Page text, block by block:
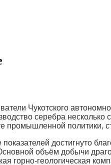
Чукотского
серебра
промышленной политики,
достигнуто
объём добычи
горно-геологическая